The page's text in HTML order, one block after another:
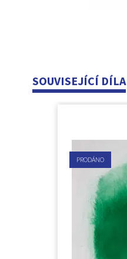
SOUVISEJÍCÍ DÍLA
PRODÁNO